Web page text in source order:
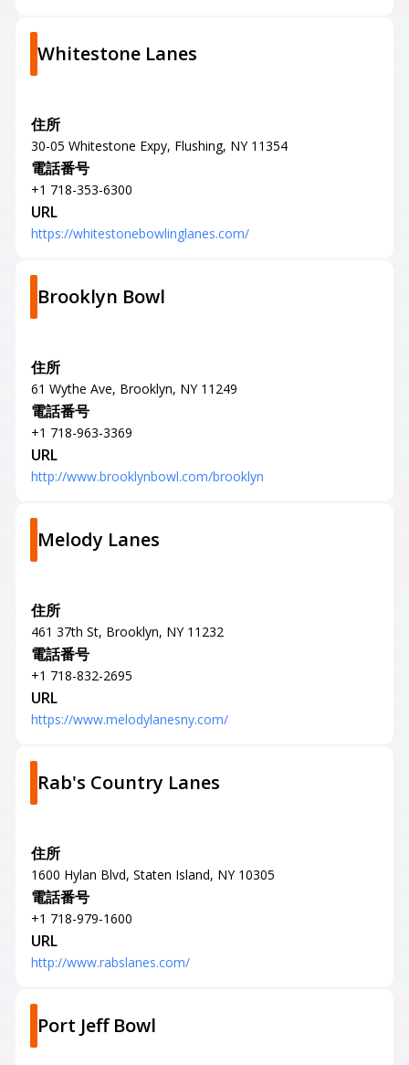
Whitestone Lanes
住所
30-05 Whitestone Expy, Flushing, NY 11354
電話番号
+1 718-353-6300
URL
https://whitestonebowlinglanes.com/
Brooklyn Bowl
住所
61 Wythe Ave, Brooklyn, NY 11249
電話番号
+1 718-963-3369
URL
http://www.brooklynbowl.com/brooklyn
Melody Lanes
住所
461 37th St, Brooklyn, NY 11232
電話番号
+1 718-832-2695
URL
https://www.melodylanesny.com/
Rab's Country Lanes
住所
1600 Hylan Blvd, Staten Island, NY 10305
電話番号
+1 718-979-1600
URL
http://www.rabslanes.com/
Port Jeff Bowl